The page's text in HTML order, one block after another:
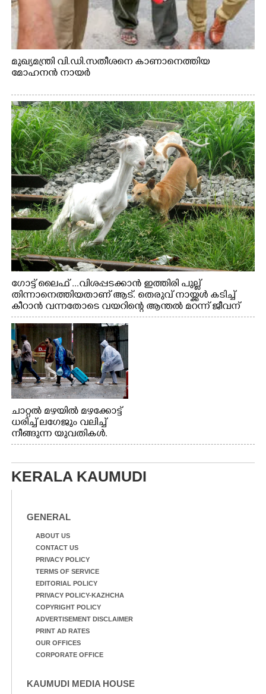
മുഖ്യമന്ത്രി വി.ഡി.സതീശനെ കാണാനെത്തിയ
മോഹനൻ നായർ
ഗോട്ട് ലൈഫ് ...വിശപ്പടക്കാൻ ഇത്തിരി പുല്ല്
തിന്നാനെത്തിയതാണ് ആട്. തെരുവ് നായ്ക്കൾ കടിച്ച്
കീറാൻ വന്നതോടെ വയറിന്റെ ആന്തൽ മറന്ന് ജീവന്
വേണ്ടിയായി ഓട്ടം. എറണാകുളം വാത്തുരുത്തിയിൽ
നിന്നുള്ള കാഴ്ച
ചാറ്റൽ മഴയിൽ മഴക്കോട്ട്
ധരിച്ച് ലഗേജും വലിച്ച്
നീങ്ങുന്ന യുവതികൾ.
എറണാകുളം മേനകയിൽ
KERALA KAUMUDI
GENERAL
ABOUT US
CONTACT US
PRIVACY POLICY
TERMS OF SERVICE
EDITORIAL POLICY
PRIVACY POLICY-KAZHCHA
COPYRIGHT POLICY
ADVERTISEMENT DISCLAIMER
PRINT AD RATES
OUR OFFICES
CORPORATE OFFICE
KAUMUDI MEDIA HOUSE